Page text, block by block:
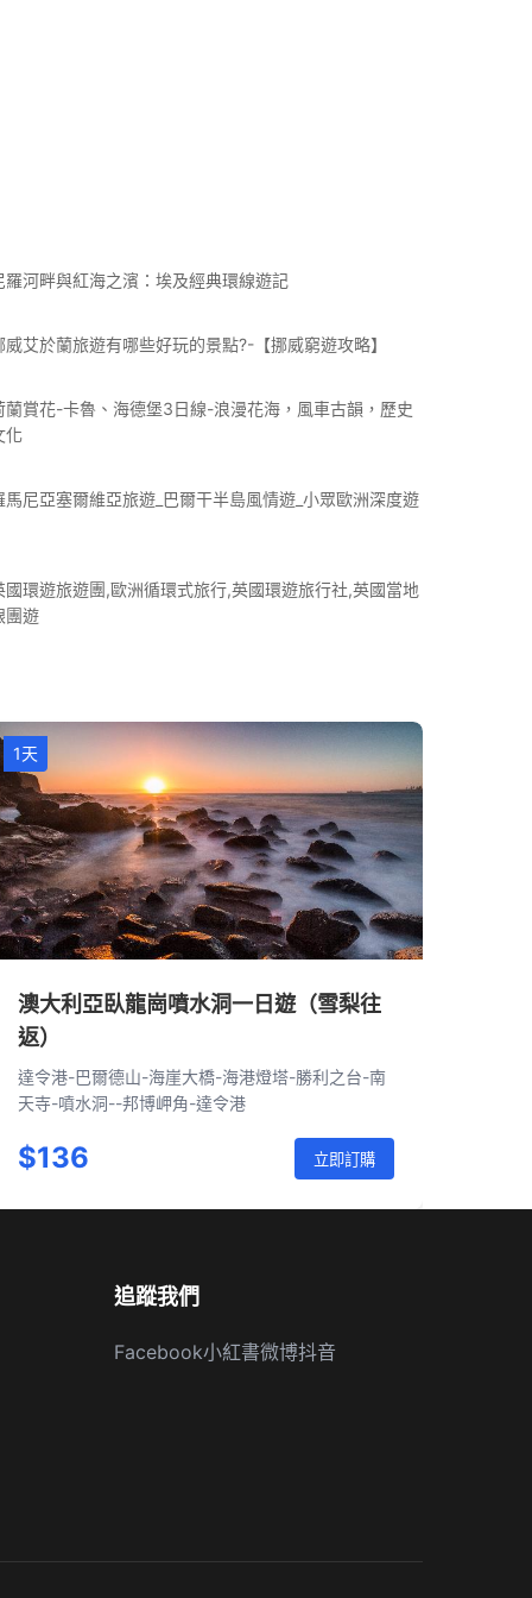
羅河畔與紅海之濱：埃及經典環線遊記
威艾於蘭旅遊有哪些好玩的景點?-【挪威窮遊攻略】
蘭賞花-卡魯、海德堡3日線-浪漫花海，風車古韻，歷史
化
馬尼亞塞爾維亞旅遊_巴爾干半島風情遊_小眾歐洲深度遊
國環遊旅遊團,歐洲循環式旅行,英國環遊旅行社,英國當地
團遊
1天
澳大利亞臥龍崗噴水洞一日遊（雪梨往
返）
達令港-巴爾德山-海崖大橋-海港燈塔-勝利之台-南
天寺-噴水洞--邦博岬角-達令港
$136 立即訂購
追蹤我們
Facebook小紅書微博抖音